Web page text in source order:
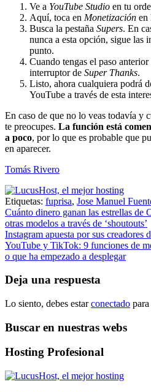
Ve a YouTube Studio en tu
Aquí, toca en Monetización en
Busca la pestaña Supers. En
nunca a esta opción, sigue las
punto.
Cuando tengas el paso
interruptor de Super Thanks.
Listo, ahora cualquiera podrá
YouTube a través de esta
En caso de que no lo veas todavía y
te preocupes. La función está
a poco, por lo que es probable que
en aparecer.
Tomás Rivero
Etiquetas: fuprisa, Jose Manuel
Navegación
de
entradas
Cuánto dinero ganan las estrellas de
otras modelos a través de ‘shoutouts’
Instagram apuesta por sus creadores
YouTube y TikTok: 9 funciones de
o que ha empezado a desplegar
Deja una respuesta
Lo siento, debes estarconectado
Buscar en nuestras webs
Hosting Profesional